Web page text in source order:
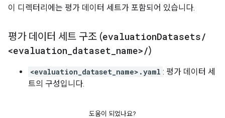
이 디렉터리에는 평가 데이터 세트가 포함되어 있습니다.
평가 데이터 세트 구조 (evaluationDatasets/
<evaluation dataset name>/)
<evaluation_dataset_name>.yaml : 평가 데이터 세
트의 구성입니다.
도움이 되었나요?